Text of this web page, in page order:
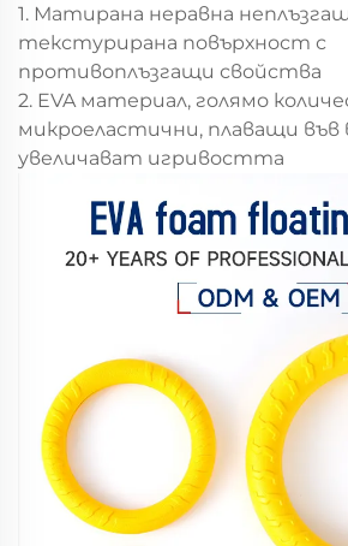
1. Матирана неравна
текстурирана повърхност с
противоплъзгащи свойства
2. EVA материал, голямо
микроеластични, плаващи във
увеличават игривостта